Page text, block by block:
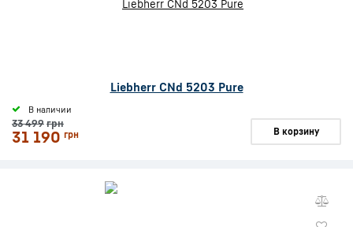
Liebherr CNd 5203 Pure
В наличии
33 499грн
31 190 грн В корзину